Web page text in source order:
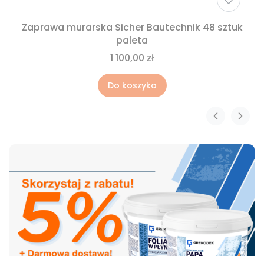
Zaprawa murarska Sicher Bautechnik 48 sztuk
paleta
1 100,00 zł
Do koszyka